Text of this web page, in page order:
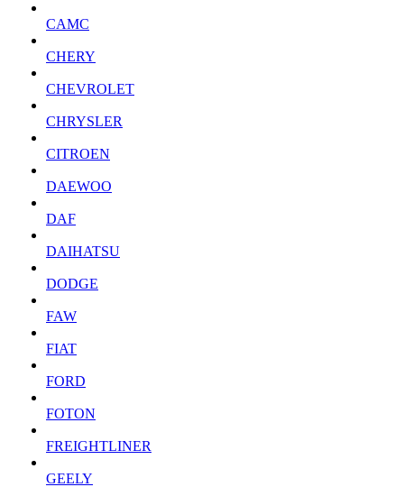
CAMC
CHERY
CHEVROLET
CHRYSLER
CITROEN
DAEWOO
DAF
DAIHATSU
DODGE
FAW
FIAT
FORD
FOTON
FREIGHTLINER
GEELY